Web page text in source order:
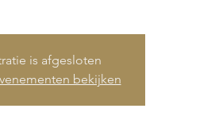
is afgesloten
bekijken